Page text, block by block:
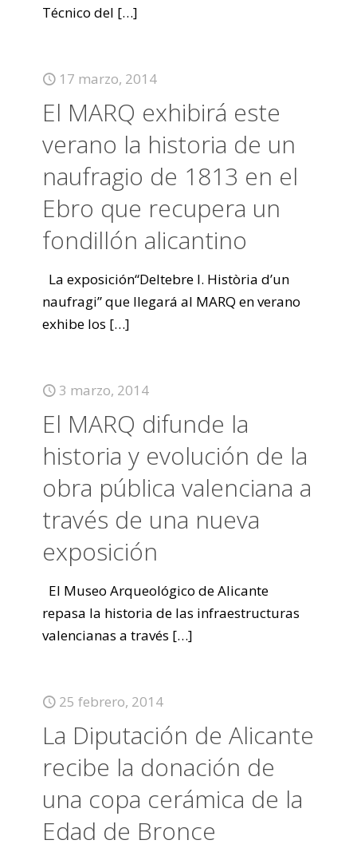
Técnico del […]
17 marzo, 2014
El MARQ exhibirá este
verano la historia de un
naufragio de 1813 en el
Ebro que recupera un
fondillón alicantino
La exposición“Deltebre I. Història d’un
naufragi” que llegará al MARQ en verano
exhibe los […]
3 marzo, 2014
El MARQ difunde la
historia y evolución de la
obra pública valenciana a
través de una nueva
exposición
El Museo Arqueológico de Alicante
repasa la historia de las infraestructuras
valencianas a través […]
25 febrero, 2014
La Diputación de Alicante
recibe la donación de
una copa cerámica de la
Edad de Bronce